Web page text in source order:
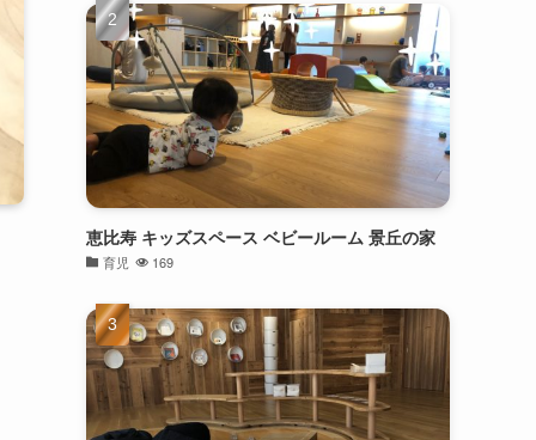
恵比寿 キッズスペース ベビールーム 景丘の家
育児 169